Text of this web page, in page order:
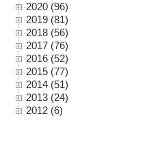
2020 (96)
2019 (81)
2018 (56)
2017 (76)
2016 (52)
2015 (77)
2014 (51)
2013 (24)
2012 (6)